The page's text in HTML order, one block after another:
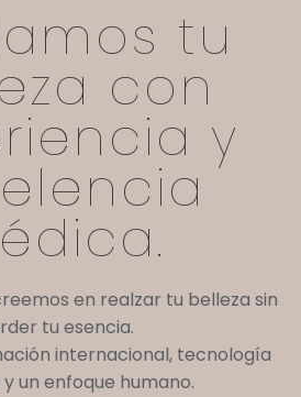
tu
con
y
en realzar tu belleza sin
tu esencia.
internacional, tecnología
un enfoque humano.